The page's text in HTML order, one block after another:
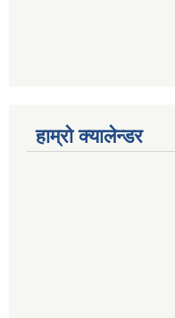
हाम्रो क्यालेन्डर